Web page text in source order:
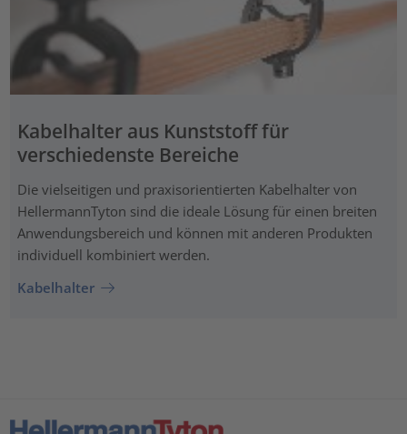
Kabelhalter aus Kunststoff für
verschiedenste Bereiche
Die vielseitigen und praxisorientierten Kabelhalter von
HellermannTyton sind die ideale Lösung für einen breiten
Anwendungsbereich und können mit anderen Produkten
individuell kombiniert werden.
Kabelhalter